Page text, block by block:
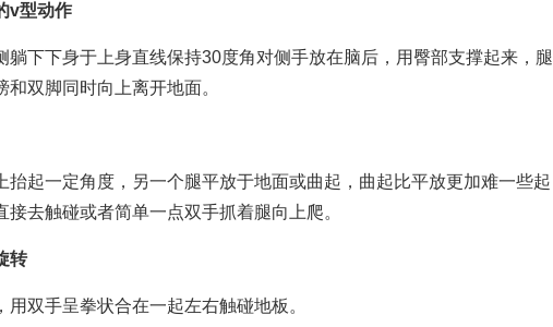
v型动作
下下身于上身直线保持30度角对侧手放在脑后，用臀部支撑起来，腿
和双脚同时向上离开地面。
起一定角度，另一个腿平放于地面或曲起，曲起比平放更加难一些起
接去触碰或者简单一点双手抓着腿向上爬。
转
双手呈拳状合在一起左右触碰地板。